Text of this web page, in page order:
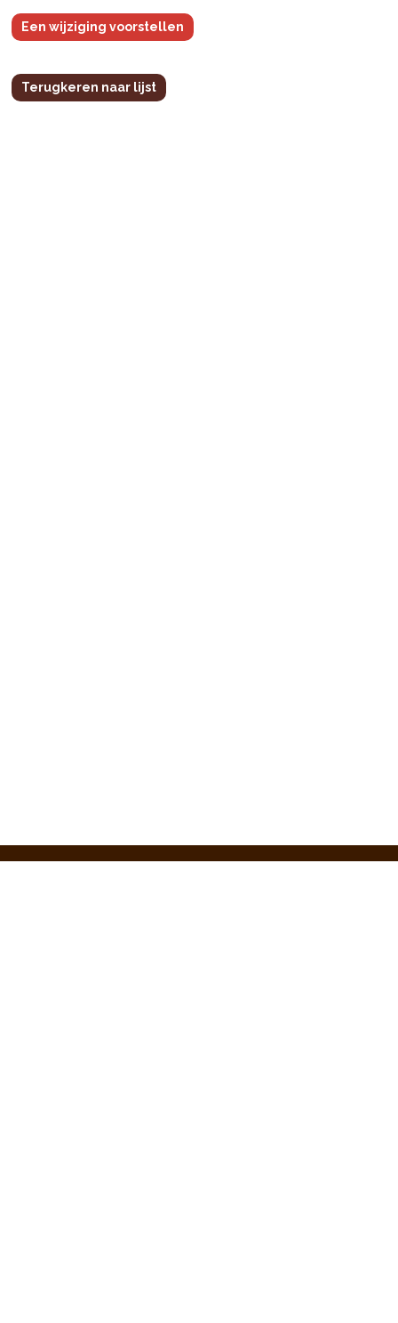
Een wijziging voorstellen
Terugkeren naar lijst